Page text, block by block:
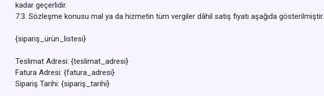
kadar geçerlidir.
7.3. Sözleşme konusu mal ya da hizmetin tüm vergiler dâhil satış fiyatı aşağıda gösterilmiştir.
{sipariş_ürün_listesi}
Teslimat Adresi: {teslimat_adresi}
Fatura Adresi: {fatura_adresi}
Sipariş Tarihi: {sipariş_tarihi}